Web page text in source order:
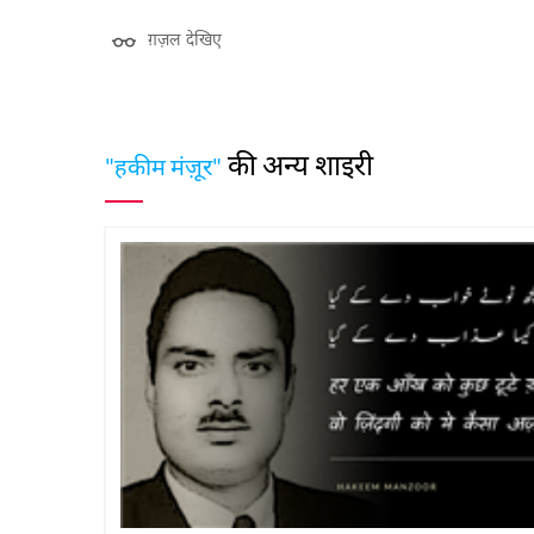
ग़ज़ल देखिए
"हकीम मंज़ूर" की अन्य शाइरी